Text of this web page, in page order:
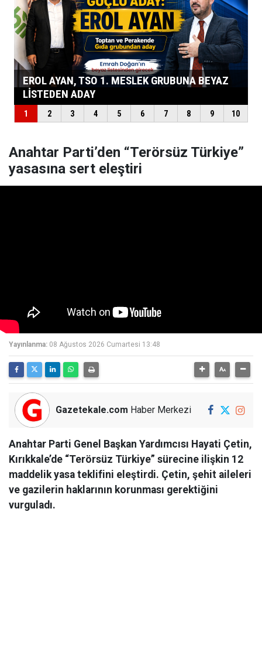
Anahtar Parti’den “Terörsüz Türkiye”
yasasına sert eleştiri
Yayınlanma: 08 Ağustos 2026 Cumartesi 13:48
Gazetekale.com Haber Merkezi
Anahtar Parti Genel Başkan Yardımcısı Hayati Çetin,
Kırıkkale’de “Terörsüz Türkiye” sürecine ilişkin 12
maddelik yasa teklifini eleştirdi. Çetin, şehit aileleri
ve gazilerin haklarının korunması gerektiğini
vurguladı.